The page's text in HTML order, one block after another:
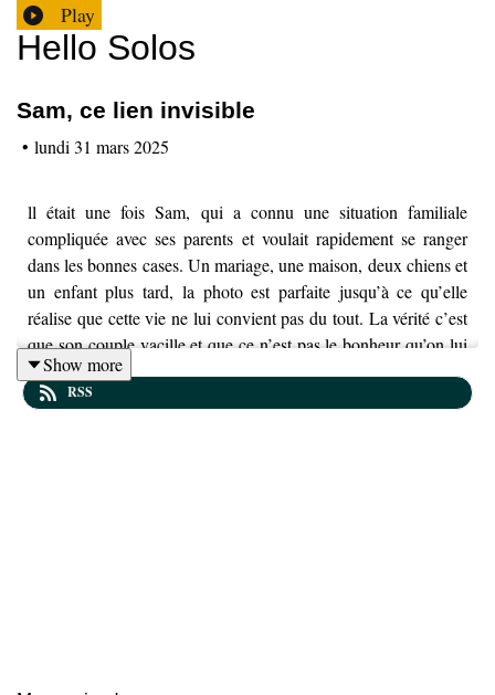
Play
Hello Solos
Sam, ce lien invisible
• lundi 31 mars 2025
ll était une fois Sam, qui a connu une situation familiale
compliquée avec ses parents et voulait rapidement se ranger
dans les bonnes cases. Un mariage, une maison, deux chiens et
un enfant plus tard, la photo est parfaite jusqu’à ce qu’elle
réalise que cette vie ne lui convient pas du tout. La vérité c’est
que son couple vacille et que ce n’est pas le bonheur qu’on lui
avait vendu.
Show more
RSS